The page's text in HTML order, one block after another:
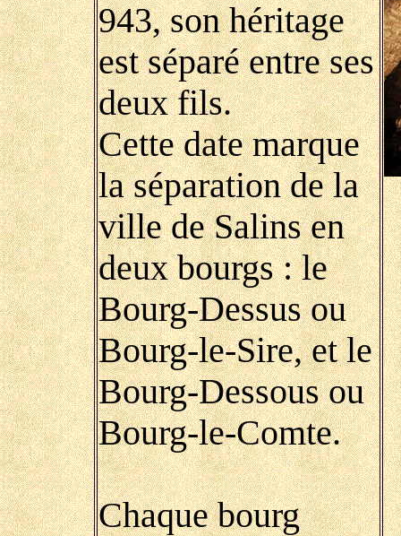
943, son héritage
est séparé entre ses
deux fils.
Cette date marque
la séparation de la
ville de Salins en
deux bourgs : le
Bourg-Dessus ou
Bourg-le-Sire, et le
Bourg-Dessous ou
Bourg-le-Comte.
Chaque bourg